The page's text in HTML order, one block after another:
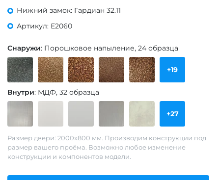
Нижний замок: Гардиан 32.11
Артикул: Е2060
Снаружи: Порошковое напыление, 24 образца
+19
Внутри: МДФ, 32 образца
+27
Размер двери: 2000х800 мм. Производим конструкции под
размер вашего проёма. Возможно любое изменение
конструкции и компонентов модели.